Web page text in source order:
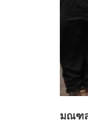
มณฑล